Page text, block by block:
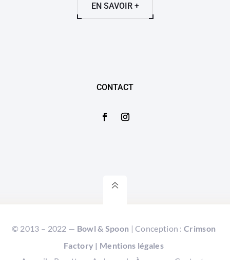
EN SAVOIR +
CONTACT
6
© 2013 – 2022 — Bowl & Spoon | Conception :Crimson
Factory | Mentions légales